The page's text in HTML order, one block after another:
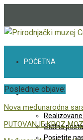
POČETNA
IZLOŽBE
Stalna
Posjetite
Poslednje objave:
Nova međunarodna
PUTOVANJE KROZ